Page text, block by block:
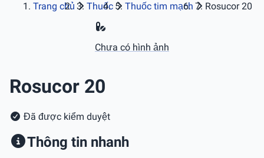
Trang chủ Thuốc Thuốc tim mạch Rosucor 20
Chưa có hình ảnh
Rosucor 20
Đã được kiểm duyệt
Thông tin nhanh